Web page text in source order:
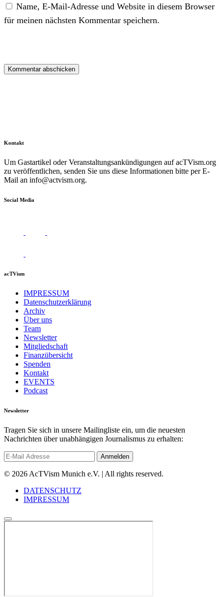
Name, E-Mail-Adresse und Website in diesem Browser
für meinen nächsten Kommentar speichern.
Kontakt
Um Gastartikel oder Veranstaltungsankündigungen auf acTVism.org
zu veröffentlichen, senden Sie uns diese Informationen bitte per E-
Mail an info@actvism.org.
Social Media
acTVism
IMPRESSUM
Datenschutzerklärung
Archiv
Über uns
Team
Newsletter
Mitgliedschaft
Finanzübersicht
Spenden
Kontakt
EVENTS
Podcast
Newsletter
Tragen Sie sich in unsere Mailingliste ein, um die neuesten
Nachrichten über unabhängigen Journalismus zu erhalten:
© 2026 AcTVism Munich e.V. | All rights reserved.
DATENSCHUTZ
IMPRESSUM